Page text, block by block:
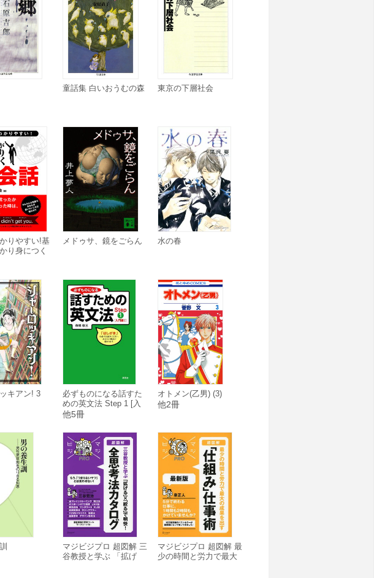
童話集 白いおうむの森 東京の下層社会
りやすい!基
り身につく
メドゥサ、鏡をごらん 水の春
キアン! 3
必ずものになる話すた
めの英文法 Step 1 [入
門編 I]
他5冊
オトメン(乙男) (3)
他2冊
マジビジプロ 超図解 三
谷教授と学ぶ 「拡げ
マジビジプロ 超図解 最
少の時間と労力で最大